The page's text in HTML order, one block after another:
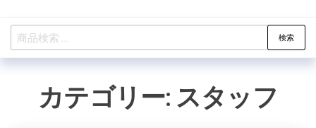
プ
検
索
検索
カテゴリー: スタッフ